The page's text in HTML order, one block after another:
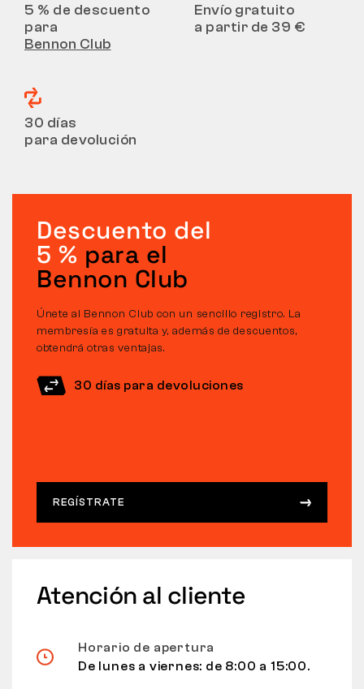
5 % de descuento
para
Bennon Club
Envío gratuito
a partir de 39 €
30 días
para devolución
Descuento del
5 % para el
Bennon Club
Únete al Bennon Club con un sencillo registro. La
membresía es gratuita y, además de descuentos,
obtendrá otras ventajas.
30 días para devoluciones
REGÍSTRATE
Atención al cliente
Horario de apertura
De lunes a viernes: de 8:00 a 15:00.